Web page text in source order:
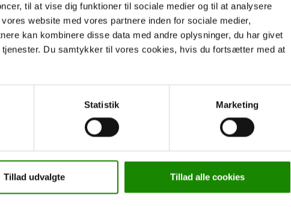
til at vise dig funktioner til sociale medier og til at analysere
website med vores partnere inden for sociale medier,
kan kombinere disse data med andre oplysninger, du har givet
Du samtykker til vores cookies, hvis du fortsætter med at
Statistik Marketing
Tillad udvalgte Tillad alle cookies
udfyldt ovenstående omkring redningsveste, skal I sætte et kryds, og så skal
Vestestørrelser være indsendt til os senest 3 dage før turens start
Afgangstidspunkt
Ekstraudstyr
Bagagetønde med låg leje (+
Kapacitet: 60 liter – Mål: 63x37cm – Materiale: Plast